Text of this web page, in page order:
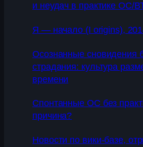
и неудач в практике ОС/
Я — начало (I origins),
Осознанные сновидения
страдания: культура
времени
Спонтанные ОС без
причина?
Новости по вики-базе,